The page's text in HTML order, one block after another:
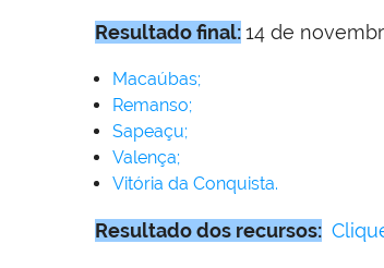
Resultado final:14 de
Macaúbas;
Remanso;
Sapeaçu;
Valença;
Vitória da Conquista.
Resultado dos recursos: